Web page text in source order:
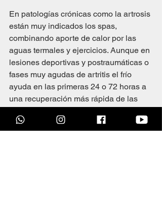
En patologías crónicas como la artrosis
están muy indicados los spas,
combinando aporte de calor por las
aguas termales y ejercicios. Aunque en
lesiones deportivas y postraumáticas o
fases muy agudas de artritis el frío
ayuda en las primeras 24 o 72 horas a
una recuperación más rápida de las